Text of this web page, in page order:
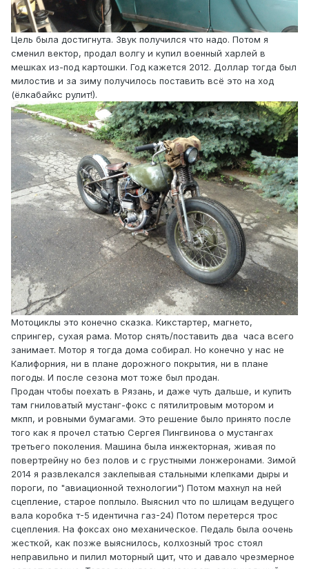
Цель была достигнута. Звук получился что надо. Потом я
сменил вектор, продал волгу и купил военный харлей в
мешках из-под картошки. Год кажется 2012. Доллар тогда был
милостив и за зиму получилось поставить всё это на ход
(ёлкабайкс рулит!).
Мотоциклы это конечно сказка. Кикстартер, магнето,
спрингер, сухая рама. Мотор снять/поставить два часа всего
занимает. Мотор я тогда дома собирал. Но конечно у нас не
Калифорния, ни в плане дорожного покрытия, ни в плане
погоды. И после сезона мот тоже был продан.
Продан чтобы поехать в Рязань, и даже чуть дальше, и купить
там гниловатый мустанг-фокс с пятилитровым мотором и
мкпп, и ровными бумагами. Это решение было принято после
того как я прочел статью Сергея Пингвинова о мустангах
третьего поколения. Машина была инжекторная, живая по
повертрейну но без полов и с грустными лонжеронами. Зимой
2014 я развлекался заклепывая стальными клепками дыры и
пороги, по "авиационной технологии") Потом махнул на ней
сцепление, старое поплыло. Выяснил что по шлицам ведущего
вала коробка т-5 идентична газ-24) Потом перетерся трос
сцепления. На фоксах оно механическое. Педаль была оочень
жесткой, как позже выяснилось, колхозный трос стоял
неправильно и пилил моторный щит, что и давало чрезмерное